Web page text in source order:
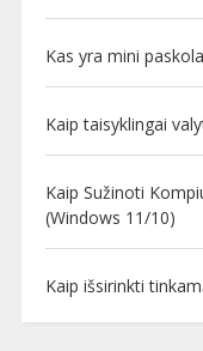
Kas yra mini
Kaip taisyklingai
Kaip Sužinoti
(Windows 11/10)
Kaip išsirinkti